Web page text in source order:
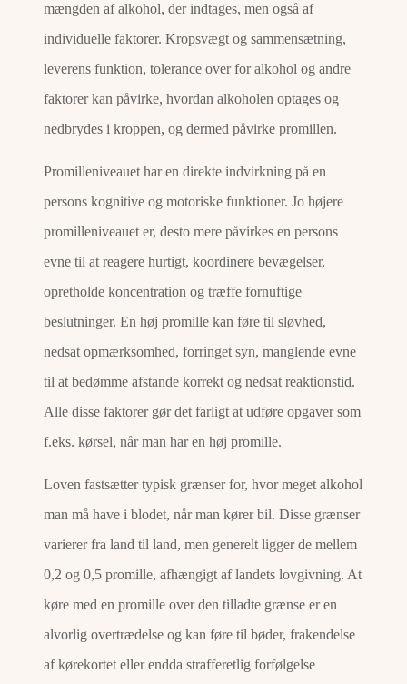
mængden af alkohol, der indtages, men også af
individuelle faktorer. Kropsvægt og sammensætning,
leverens funktion, tolerance over for alkohol og andre
faktorer kan påvirke, hvordan alkoholen optages og
nedbrydes i kroppen, og dermed påvirke promillen.
Promilleniveauet har en direkte indvirkning på en
persons kognitive og motoriske funktioner. Jo højere
promilleniveauet er, desto mere påvirkes en persons
evne til at reagere hurtigt, koordinere bevægelser,
opretholde koncentration og træffe fornuftige
beslutninger. En høj promille kan føre til sløvhed,
nedsat opmærksomhed, forringet syn, manglende evne
til at bedømme afstande korrekt og nedsat reaktionstid.
Alle disse faktorer gør det farligt at udføre opgaver som
f.eks. kørsel, når man har en høj promille.
Loven fastsætter typisk grænser for, hvor meget alkohol
man må have i blodet, når man kører bil. Disse grænser
varierer fra land til land, men generelt ligger de mellem
0,2 og 0,5 promille, afhængigt af landets lovgivning. At
køre med en promille over den tilladte grænse er en
alvorlig overtrædelse og kan føre til bøder, frakendelse
af kørekortet eller endda strafferetlig forfølgelse